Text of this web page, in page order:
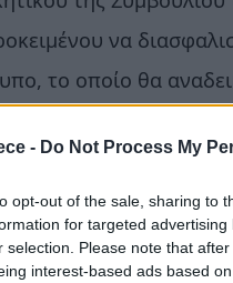
- Do Not Process My
opt-out of the sale, sharing to
for targeted
selection. Please note that
interest-based ads based
να
το οποίο θα
διεθνώς.
κοιτάξουν στο
την